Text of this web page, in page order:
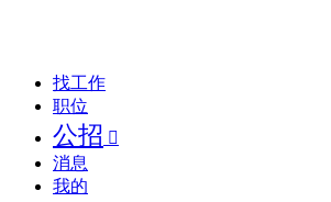
找工作
职位
公招 
消息
我的